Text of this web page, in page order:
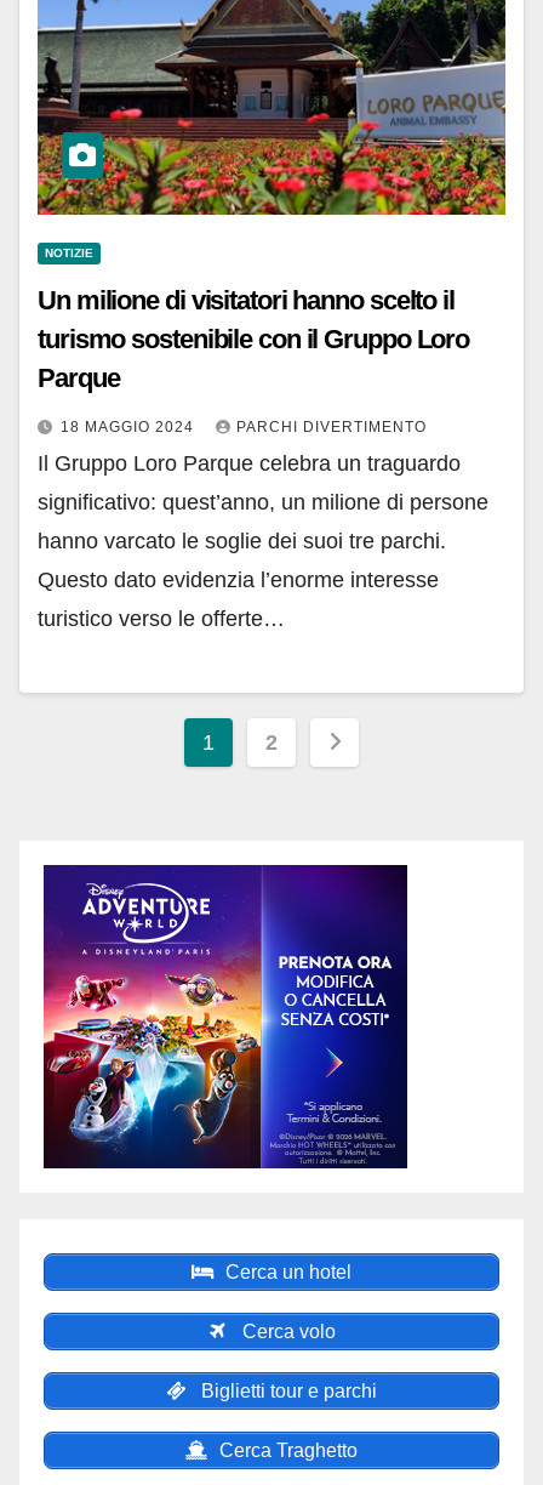
NOTIZIE
Un milione di visitatori hanno scelto il
turismo sostenibile con il Gruppo Loro
Parque
18 MAGGIO 2024 PARCHI DIVERTIMENTO
Il Gruppo Loro Parque celebra un traguardo
significativo: quest’anno, un milione di persone
hanno varcato le soglie dei suoi tre parchi.
Questo dato evidenzia l’enorme interesse
turistico verso le offerte…
Paginazione
1 2
Cerca un hotel
Cerca volo
Biglietti tour e parchi
Cerca Traghetto